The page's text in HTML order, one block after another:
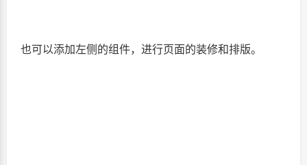
也可以添加左侧的组件，进行页面的装修和排版。